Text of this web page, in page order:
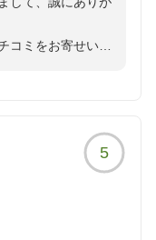
よりお待ちしてお
とうございまし
コミをお寄せいた
また、お料理につ
の言葉を頂戴し、
大変励みになって
5